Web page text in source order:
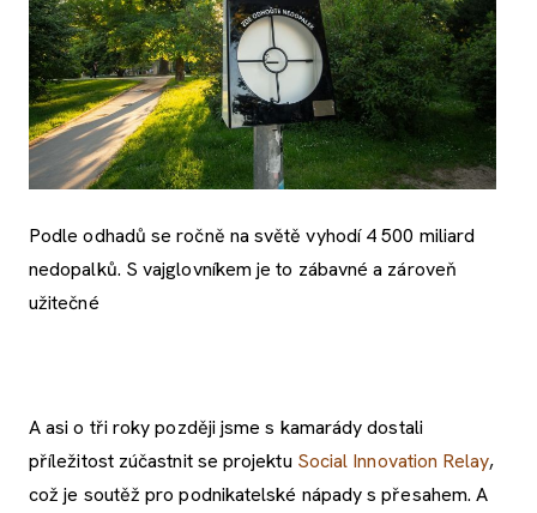
Podle odhadů se ročně na světě vyhodí 4 500 miliard
nedopalků. S vajglovníkem je to zábavné a zároveň
užitečné
A asi o tři roky později jsme s kamarády dostali
příležitost zúčastnit se projektu Social Innovation Relay,
což je soutěž pro podnikatelské nápady s přesahem. A